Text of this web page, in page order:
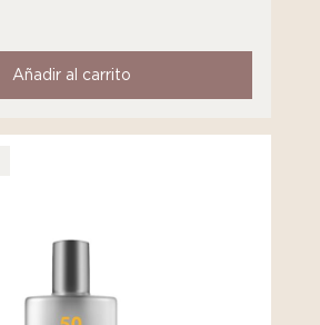
Añadir al carrito